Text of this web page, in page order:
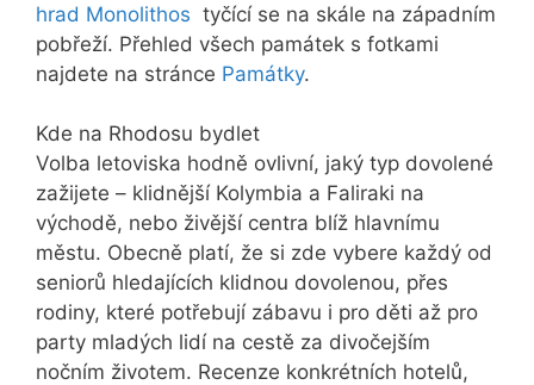
hrad Monolithos tyčící se na skále na západním
pobřeží. Přehled všech památek s fotkami
najdete na stránce Památky.
Kde na Rhodosu bydlet
Volba letoviska hodně ovlivní, jaký typ dovolené
zažijete – klidnější Kolymbia a Faliraki na
východě, nebo živější centra blíž hlavnímu
městu. Obecně platí, že si zde vybere každý od
seniorů hledajících klidnou dovolenou, přes
rodiny, které potřebují zábavu i pro děti až pro
party mladých lidí na cestě za divočejším
nočním životem. Recenze konkrétních hotelů,